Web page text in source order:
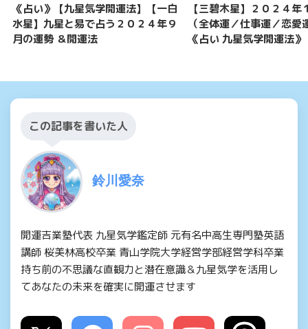
《占い》【九星気学開運法】【一白
水星】九星と易で占う２０２４年９
月の運勢 ＆開運法
【三碧木星】２０２４年
（全体運／仕事運／恋愛
《占い 九星気学開運法》
この記事を書いた人
鈴川愛奈
開運吉業塾代表 九星気学鑑定師 元有名中高生専門塾英語
講師 桜美林高校卒業 青山学院大学経営学部経営学科卒業
持ち前の不思議な直観力と潜在意識＆九星気学を活用し
てあなたの未来を確実に開運させます